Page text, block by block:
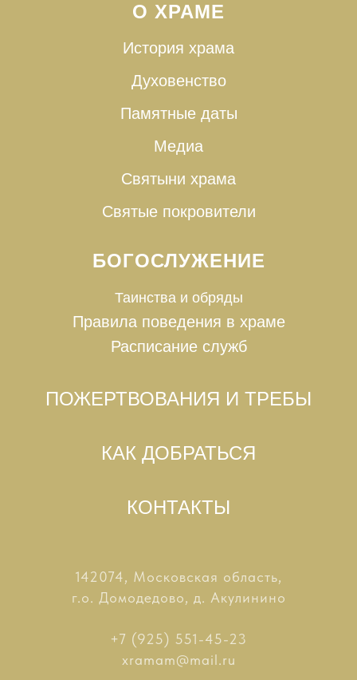
О ХРАМЕ
История храма
Духовенство
Памятные даты
Медиа
Святыни храма
Святые покровители
БОГОСЛУЖЕНИЕ
Таинства и обряды
Правила поведения в храме
Расписание служб
ПОЖЕРТВОВАНИЯ И ТРЕБЫ
КАК ДОБРАТЬСЯ
КОНТАКТЫ
142074, Московская область,
г.о. Домодедово, д. Акулинино
+7 (925) 551-45-23
xramam@mail.ru